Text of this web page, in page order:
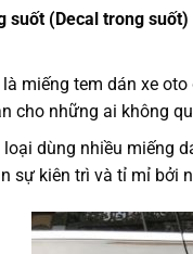
suốt (Decal trong suốt)
là miếng tem dán xe
cho những ai không
dùng nhiều miếng
sự kiên trì và tỉ mỉ bởi